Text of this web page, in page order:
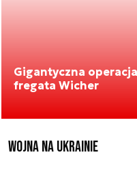
Gigantyczna
fregata Wicher
Wojna na Ukrainie